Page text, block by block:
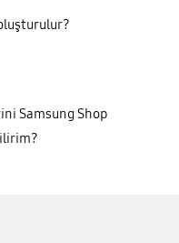
Samsung Shop